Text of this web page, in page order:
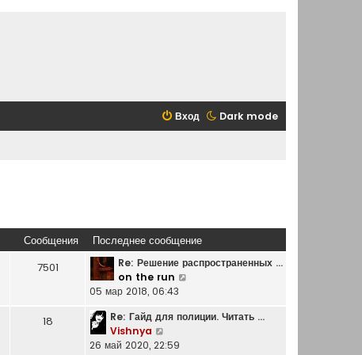
Dark mode
Вход
Сообщения Последнее сообщение
7501
Re: Решение распространенных …
on the run
е
05 мар 2018, 06:43
18
Re: Гайд для полиции. Читать …
Vishnya
е
26 май 2020, 22:59